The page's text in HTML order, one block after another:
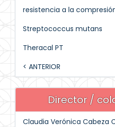
resistencia a la
Streptococcus mutans
Theracal PT
< ANTERIOR
Director /
Claudia Verónica Cabeza